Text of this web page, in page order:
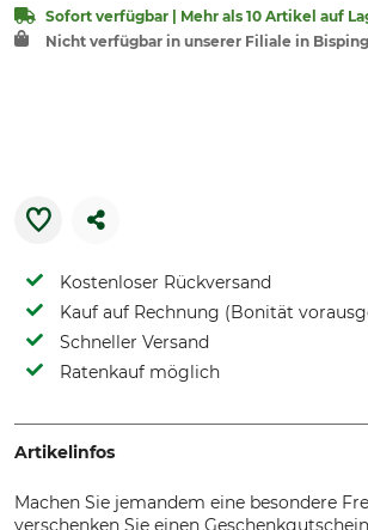
Sofort verfügbar | Mehr als 10 Artikel auf
Nicht verfügbar in unserer Filiale in
Kostenloser Rückversand
Kauf auf Rechnung (Bonität
Schneller Versand
Ratenkauf möglich
Artikelinfos
Machen Sie jemandem eine besondere
verschenken Sie einen